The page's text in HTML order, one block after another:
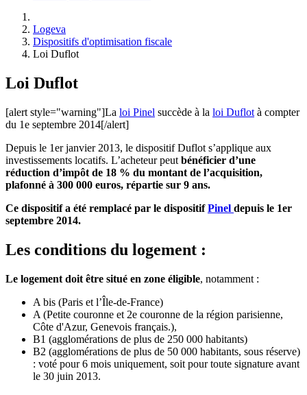
Logeva
Dispositifs d'optimisation fiscale
Loi Duflot
Loi Duflot
[alert style="warning"]La loi Pinel succède à la loi Duflot à compter
du 1e septembre 2014[/alert]
Depuis le 1er janvier 2013, le dispositif Duflot s’applique aux
investissements locatifs. L’acheteur peut bénéficier d’une
réduction d’impôt de 18 % du montant de l’acquisition,
plafonné à 300 000 euros, répartie sur 9 ans.
Ce dispositif a été remplacé par le dispositifPinel depuis le 1er
septembre 2014.
Les conditions du logement :
Le logement doit être situé en zone éligible, notamment :
A bis (Paris et l’Île-de-France)
A (Petite couronne et 2e couronne de la région parisienne,
Côte d'Azur, Genevois français.),
B1 (agglomérations de plus de 250 000 habitants)
B2 (agglomérations de plus de 50 000 habitants, sous réserve)
: voté pour 6 mois uniquement, soit pour toute signature avant
le 30 juin 2013.